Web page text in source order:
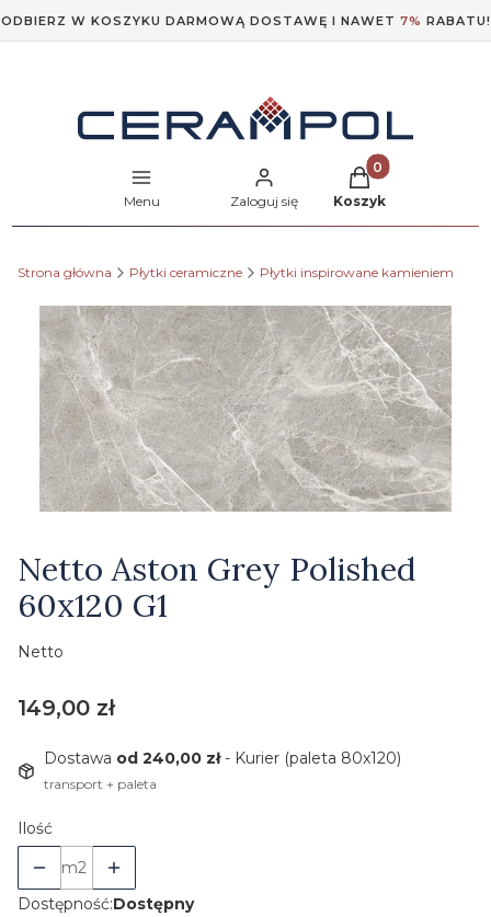
ODBIERZ W KOSZYKU DARMOWĄ DOSTAWĘ I NAWET 7% RABATU!
Menu Zaloguj się
Produkty w
Koszyk
Strona główna Płytki ceramiczne Płytki inspirowane kamieniem
Netto Aston Grey Polished
60x120 G1
Netto
Cena
149,00 zł
Dostawa od 240,00 zł- Kurier (paleta 80x120)
transport + paleta
Ilość
m2
Dostępność:Dostępny